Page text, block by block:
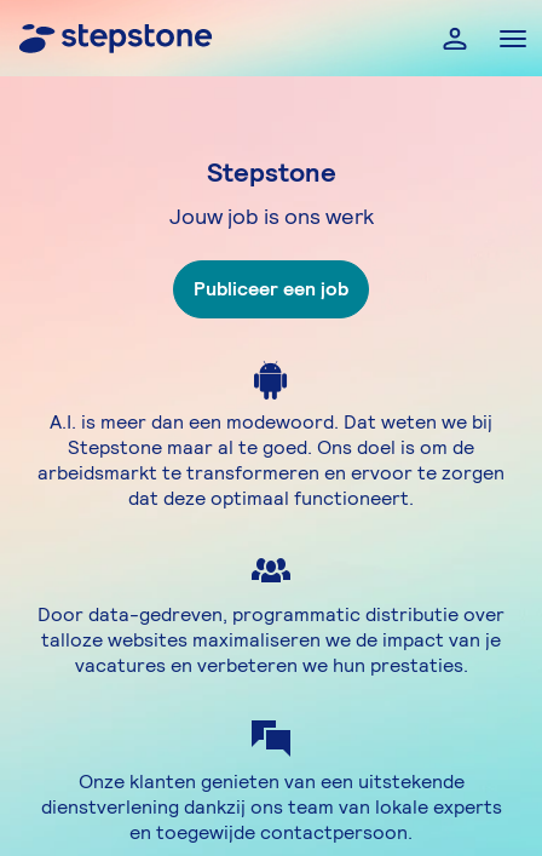
Stepstone
Jouw job is ons werk
Publiceer een job
A.I. is meer dan een modewoord. Dat weten we bij
Stepstone maar al te goed. Ons doel is om de
arbeidsmarkt te transformeren en ervoor te zorgen
dat deze optimaal functioneert.
Door data-gedreven, programmatic distributie over
talloze websites maximaliseren we de impact van je
vacatures en verbeteren we hun prestaties.
Onze klanten genieten van een uitstekende
dienstverlening dankzij ons team van lokale experts
en toegewijde contactpersoon.